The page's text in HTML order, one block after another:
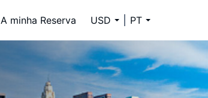
A minha Reserva USD PT